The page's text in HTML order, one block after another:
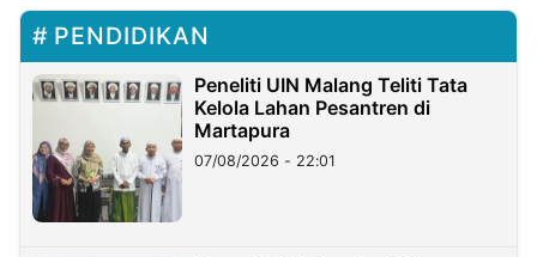
PENDIDIKAN
Peneliti UIN Malang Teliti Tata
Kelola Lahan Pesantren di
Martapura
07/08/2026 - 22:01